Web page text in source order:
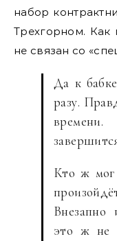
набор
Трехгорном. Как
не связан со
Да к
разу.
Кто ж мог
это ж не